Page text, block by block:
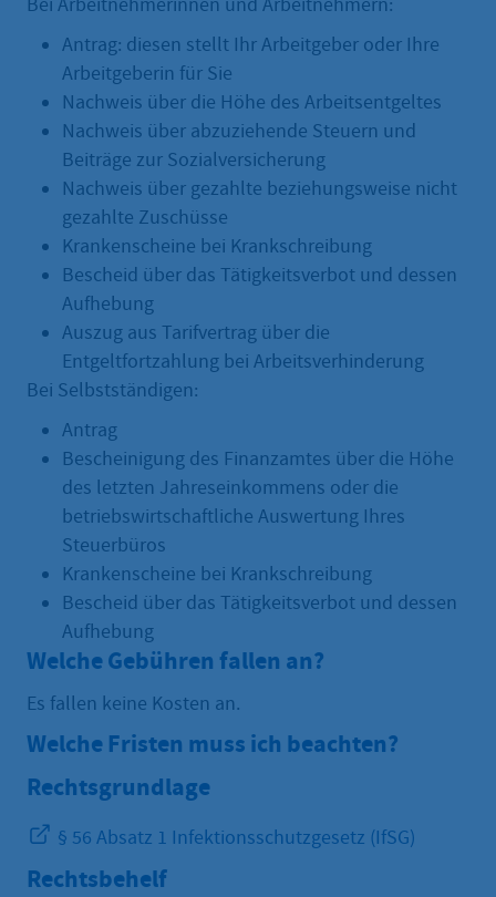
Antrag: diesen stellt Ihr Arbeitgeber oder Ihre
Arbeitgeberin für Sie
Nachweis über die Höhe des Arbeitsentgeltes
Nachweis über abzuziehende Steuern und
Beiträge zur Sozialversicherung
Nachweis über gezahlte beziehungsweise nicht
gezahlte Zuschüsse
Krankenscheine bei Krankschreibung
Bescheid über das Tätigkeitsverbot und dessen
Aufhebung
Auszug aus Tarifvertrag über die
Entgeltfortzahlung bei Arbeitsverhinderung
Bei Selbstständigen:
Antrag
Bescheinigung des Finanzamtes über die Höhe
des letzten Jahreseinkommens oder die
betriebswirtschaftliche Auswertung Ihres
Steuerbüros
Krankenscheine bei Krankschreibung
Bescheid über das Tätigkeitsverbot und dessen
Aufhebung
Welche Gebühren fallen an?
Es fallen keine Kosten an.
Welche Fristen muss ich beachten?
Rechtsgrundlage
§ 56 Absatz 1 Infektionsschutzgesetz (IfSG)
Rechtsbehelf